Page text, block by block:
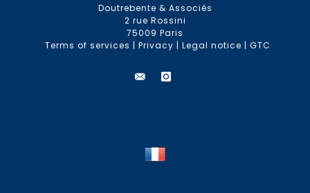
Doutrebente & Associés
2 rue Rossini
75009 Paris
Terms of services | Privacy | Legal notice | GTC